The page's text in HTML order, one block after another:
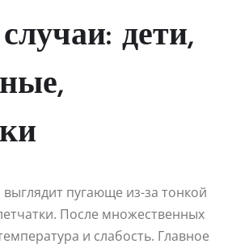
дети,
выглядит пугающе из-за тонкой
После множественных
и слабость. Главное